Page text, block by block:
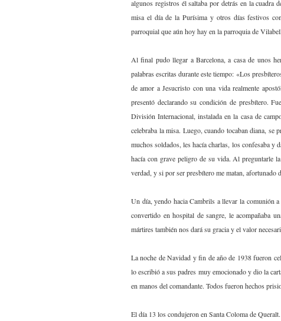
algunos registros él saltaba por detrás en la cuadra
misa el día de la Purísima y otros días festivos
parroquial que aún hoy hay en la parroquia de
Al final pudo llegar a Barcelona, ​​a casa de unos
palabras escritas durante este tiempo: «Los
de amor a Jesucristo con una vida realmente
presentó declarando su condición de presbítero.
División Internacional, instalada en la casa de
celebraba la misa. Luego, cuando tocaban diana, se
muchos soldados, les hacía charlas, los confesaba y
hacía con grave peligro de su vida. Al preguntarle
verdad, y si por ser presbítero me matan, afortunado
Un día, yendo hacia Cambrils a llevar la comunión
convertido en hospital de sangre, le acompañaba
mártires también nos dará su gracia y el valor
La noche de Navidad y fin de año de 1938 fueron
lo escribió a sus padres muy emocionado y dio la
en manos del comandante. Todos fueron hechos
El día 13 los condujeron en Santa Coloma de